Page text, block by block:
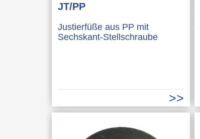
JT/PP
Justierfüße aus PP mit
Sechskant-Stellschraube